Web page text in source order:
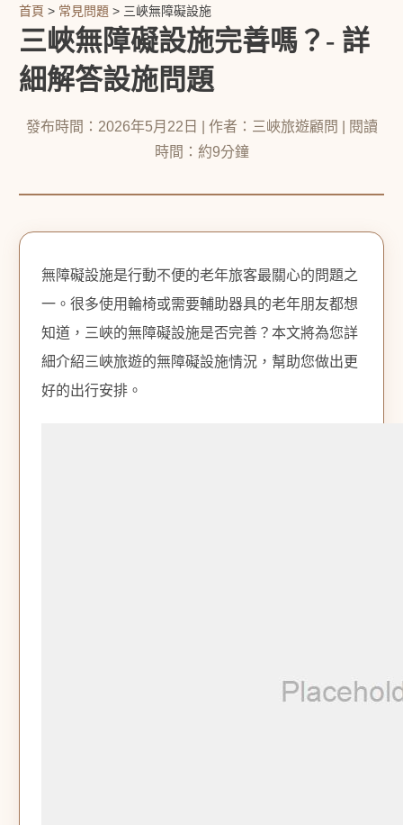
首頁 > 常見問題 > 三峽無障礙設施
三峽無障礙設施完善嗎？- 詳
細解答設施問題
發布時間：2026年5月22日 | 作者：三峽旅遊顧問 | 閱讀
時間：約9分鐘
無障礙設施是行動不便的老年旅客最關心的問題之
一。很多使用輪椅或需要輔助器具的老年朋友都想
知道，三峽的無障礙設施是否完善？本文將為您詳
細介紹三峽旅遊的無障礙設施情況，幫助您做出更
好的出行安排。